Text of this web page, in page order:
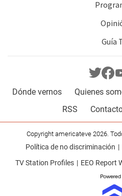
Guía
Dónde vernos Quienes
RSS
Copyright americateve 2026.
Política de no discriminación
TV Station Profiles
EEO Report